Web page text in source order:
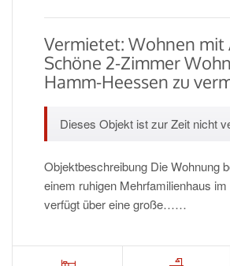
Vermietet: Wohnen mit
Schöne 2-Zimmer
Hamm-Heessen zu
Dieses Objekt ist zur Zeit nicht
Objektbeschreibung Die Wohnung
einem ruhigen Mehrfamilienhaus
verfügt über eine große……